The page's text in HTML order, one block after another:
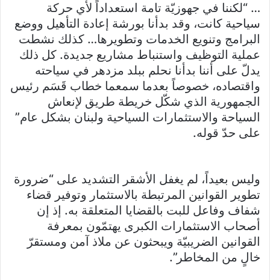
… “لكننا في جهوزيّة تامة استعداداً لأي حركة
سياحية كانت، وقد بدأنا بورشة إعادة التأهيل ووضع
البرامج وتنويع الخدمات وتطويرها… كذلك نشطت
عملية التوظيف واستنباط مشاريع جديدة. كل ذلك
يدلّ على أننا بدأنا نحلم ببلد مزدهر في سياحته
واقتصاده، خصوصاً بعدما سمعما خطاب قَسَم رئيس
الجمهورية الذي شكّل خريطة طريق لإنعاش
السياحة والاستثمارات السياحية ولبنان بشكل عام”
على حدّ قوله.
وليس بعيداً، لم يغفل الأشقر التشديد على “ضرورة
تطوير القوانين المرتبطة بالاستثمار وتوفير قضاء
شفاف وفاعل للبت بالقضايا المتعلقة به. إذ إن
أصحاب الاستثمارات الكبرى يهتمّون بمعرفة
القوانين الضريبيّة ويبحثون عن ملاذ آمن ومستقرّ
خالٍ من المخاطر”.